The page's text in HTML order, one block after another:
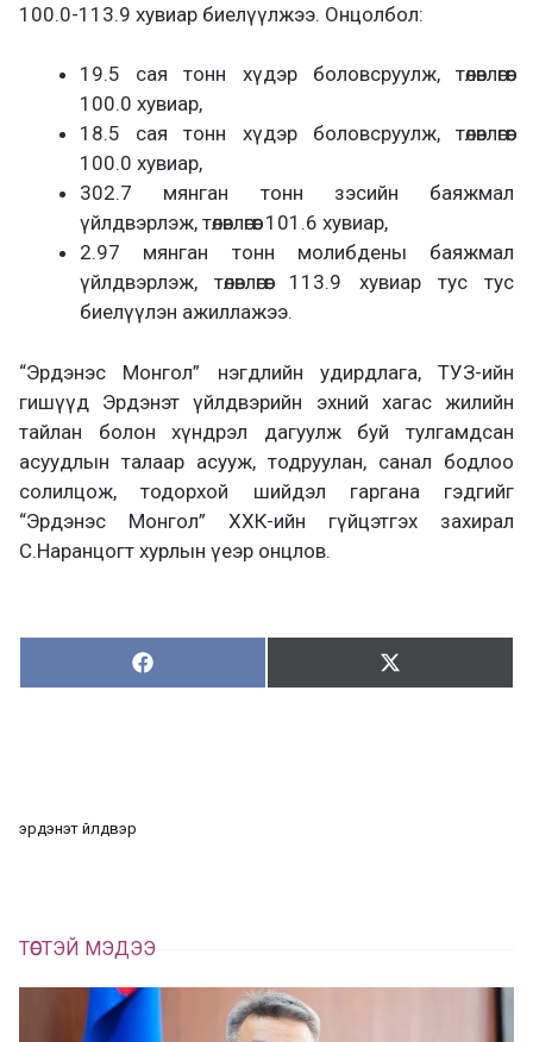
100.0-113.9 хувиар биелүүлжээ. Онцолбол:
19.5 сая тонн хүдэр боловсруулж, төлөвлөгөөг
100.0 хувиар,
18.5 сая тонн хүдэр боловсруулж, төлөвлөгөөг
100.0 хувиар,
302.7 мянган тонн зэсийн баяжмал
үйлдвэрлэж, төлөвлөгөөг 101.6 хувиар,
2.97 мянган тонн молибдены баяжмал
үйлдвэрлэж, төлөвлөгөөг 113.9 хувиар тус тус
биелүүлэн ажиллажээ.
“Эрдэнэс Монгол” нэгдлийн удирдлага, ТУЗ-ийн
гишүүд Эрдэнэт үйлдвэрийн эхний хагас жилийн
тайлан болон хүндрэл дагуулж буй тулгамдсан
асуудлын талаар асууж, тодруулан, санал бодлоо
солилцож, тодорхой шийдэл гаргана гэдгийг
“Эрдэнэс Монгол” ХХК-ийн гүйцэтгэх захирал
С.Наранцогт хурлын үеэр онцлов.
Хуваалцах:
Х
у
Түгээх:
Т
ү
эрдэнэт үйлдвэр
ТӨСТЭЙ МЭДЭЭ